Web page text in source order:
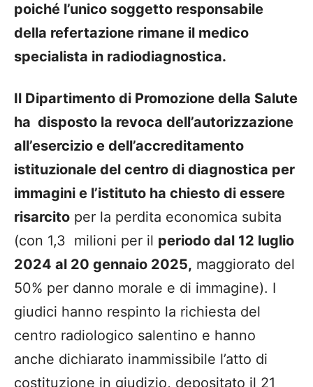
poiché l’unico soggetto responsabile
della refertazione rimane il medico
specialista in radiodiagnostica.
Il Dipartimento di Promozione della Salute
ha disposto la revoca dell’autorizzazione
all’esercizio e dell’accreditamento
istituzionale del centro di diagnostica per
immagini e l’istituto ha chiesto di essere
risarcito per la perdita economica subita
(con 1,3 milioni per il periodo dal 12 luglio
2024 al 20 gennaio 2025, maggiorato del
50% per danno morale e di immagine). I
giudici hanno respinto la richiesta del
centro radiologico salentino e hanno
anche dichiarato inammissibile l’atto di
costituzione in giudizio, depositato il 21